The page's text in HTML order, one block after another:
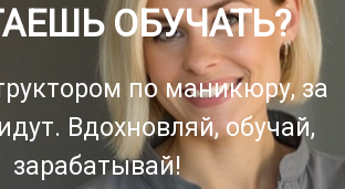
ОБУЧАТЬ?
по маникюру, за
Вдохновляй, обучай,
зарабатывай!